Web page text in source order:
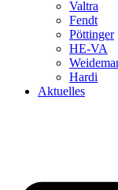
Valtra
Fendt
Pöttinger
HE-VA
Hardi
Aktuelles